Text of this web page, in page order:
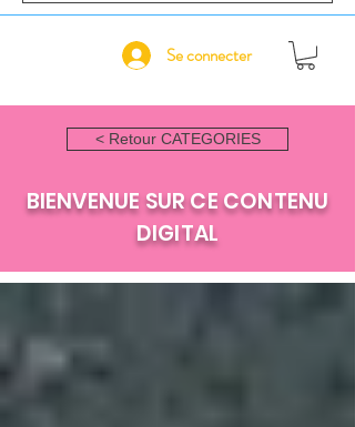
Se connecter
< Retour CATEGORIES
BIENVENUE SUR CE CONTENU
DIGITAL